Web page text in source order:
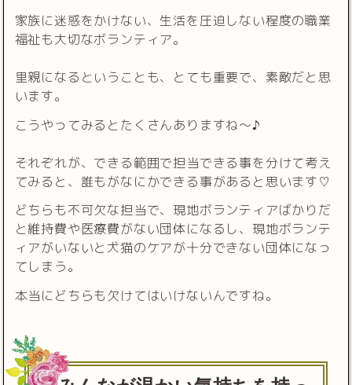
家族に迷惑をかけない、生活を圧迫しない程度の職業
福祉も大切なボランティア。
里親になるということも、とても重要で、素敵だと思
います。
こうやってみるとたくさんありますね〜♪
それぞれが、できる範囲で担当できる事を分けて考え
てみると、誰もがなにかできる事があると思います♡
どちらも不可欠な担当で、現地ボランティアばかりだ
と維持費や医療費がない団体になるし、現地ボランテ
ィアがいないと犬猫のケアが十分できない団体になっ
てしまう。
本当にどちらも欠けてはいけないんですね。